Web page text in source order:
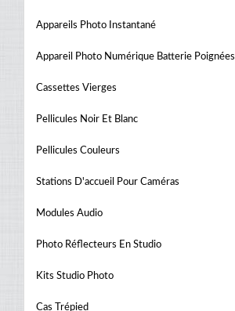
Appareils Photo Instantané
Appareil Photo Numérique Batterie Poignées
Cassettes Vierges
Pellicules Noir Et Blanc
Pellicules Couleurs
Stations D'accueil Pour Caméras
Modules Audio
Photo Réflecteurs En Studio
Kits Studio Photo
Cas Trépied